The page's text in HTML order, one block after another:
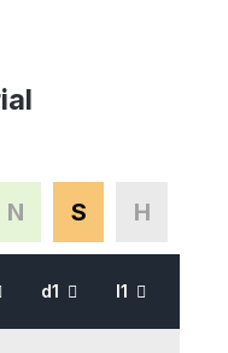
N S H
d1 l1